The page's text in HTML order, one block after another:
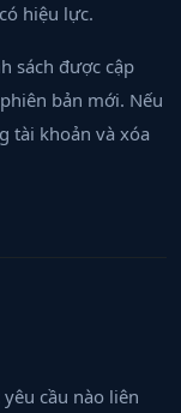
hiệu lực.
sách được cập
bản mới. Nếu
tài khoản và xóa
cầu nào liên